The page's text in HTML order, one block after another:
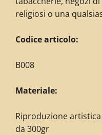
religiosi o una
Codice articolo:
B008
Materiale:
Riproduzione
da 300gr